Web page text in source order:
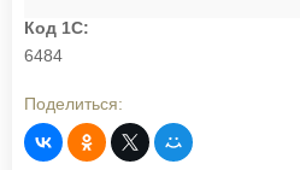
Код 1С:
6484
Поделиться: